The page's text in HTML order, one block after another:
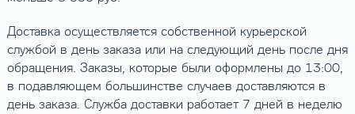
Доставка осуществляется собственной курьерской
службой в день заказа или на следующий день после дня
обращения. Заказы, которые были оформлены до 13:00,
в подавляющем большинстве случаев доставляются в
день заказа. Служба доставки работает 7 дней в неделю